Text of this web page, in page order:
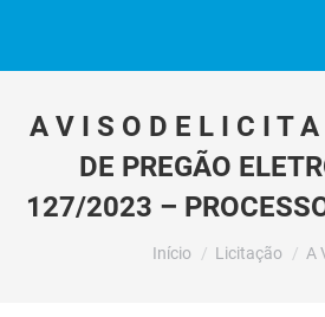
A V I S O D E L I C I T
DE PREGÃO
127/2023 –
Você está aqui:
Início Licitação A